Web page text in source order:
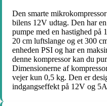
Den smarte
bilens 12V udtag. Den har
pumpe med en hastighed på
20 cm luftslange og et 300
enheden PSI og har en
denne kompressor kan du
Dimensionerne af
vejer kun 0,5 kg. Den er
indgangseffekt på 12V og